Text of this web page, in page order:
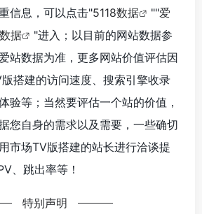
信息，可以点击"5118数据 ""爱
据
"进入；以目前的网站数据参
站数据为准，更多网站价值评估因
搭建的访问速度、搜索引擎收录
验等；当然要评估一个站的价值，
您自身的需求以及需要，一些确切
市场TV版搭建的站长进行洽谈提
、跳出率等！
特别声明